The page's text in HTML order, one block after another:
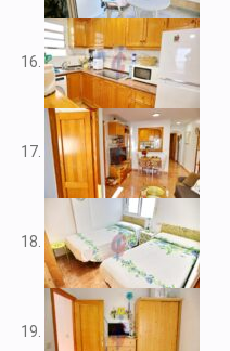
V2237
V2239
V2240
V2241
V2243
V2246
V2248
V2253
V2255
V2256
V2257
V2258
V2262
V2265
V2266
V2267
V2268
V2269